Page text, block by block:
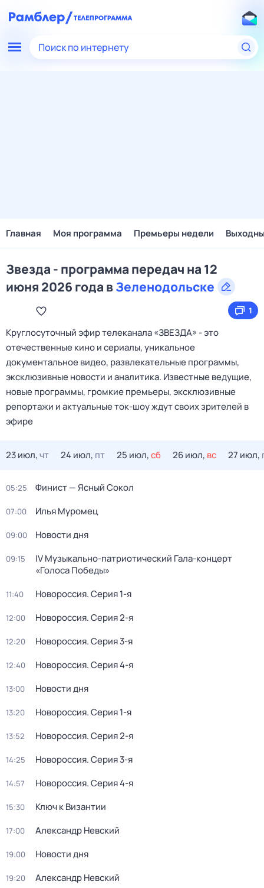
Поиск по интернету
Главная Моя программа Премьеры недели
Звезда - программа передач на 12
июня 2026 года вЗеленодольске
1
Круглосуточный эфир телеканала «ЗВЕЗДА» - это
отечественные кино и сериалы, уникальное
документальное видео, развлекательные программы,
эксклюзивные новости и аналитика. Известные ведущие,
новые программы, громкие премьеры, эксклюзивные
репортажи и актуальные ток-шоу ждут своих зрителей в
эфире
23 июл,чт 24 июл, пт 25 июл,сб 26 июл, вс 27 июл,
05:25 Финист — Ясный Сокол
07:00 Илья Муромец
09:00 Новости дня
09:15
IV Музыкально-патриотический Гала-концерт
«Голоса Победы»
11:40 Новороссия. Серия 1-я
12:00 Новороссия. Серия 2-я
12:20 Новороссия. Серия 3-я
12:40 Новороссия. Серия 4-я
13:00 Новости дня
13:20 Новороссия. Серия 1-я
13:52 Новороссия. Серия 2-я
14:25 Новороссия. Серия 3-я
14:57 Новороссия. Серия 4-я
15:30 Ключ к Византии
17:00 Александр Невский
19:00 Новости дня
19:20 Александр Невский